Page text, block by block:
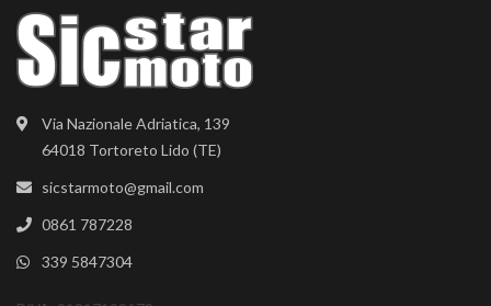
Via Nazionale Adriatica, 139
64018 Tortoreto Lido (TE)
sicstarmoto@gmail.com
0861 787228
339 5847304